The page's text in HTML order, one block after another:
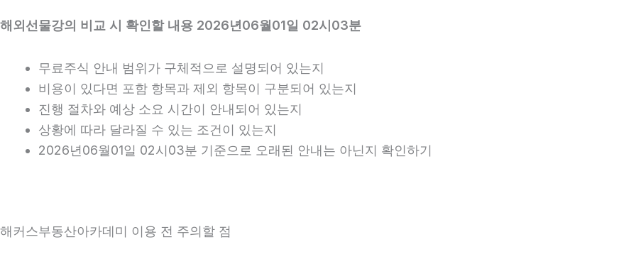
해외선물강의 비교 시 확인할 내용 2026년06월01일 02시03분
무료주식 안내 범위가 구체적으로 설명되어 있는지
비용이 있다면 포함 항목과 제외 항목이 구분되어 있는지
진행 절차와 예상 소요 시간이 안내되어 있는지
상황에 따라 달라질 수 있는 조건이 있는지
2026년06월01일 02시03분 기준으로 오래된 안내는 아닌지 확인하기
해커스부동산아카데미 이용 전 주의할 점